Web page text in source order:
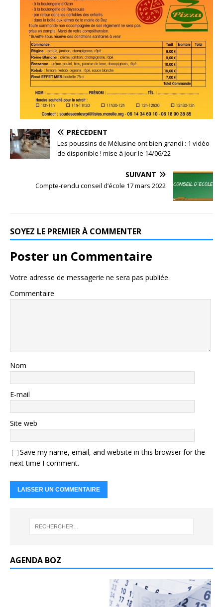
PRÉCÉDENT
Les poussins de Mélusine ont bien grandi : 1 vidéo
de disponible ! mise à jour le 14/06/22
SUIVANT
Compte-rendu conseil d’école 17 mars 2022
SOYEZ LE PREMIER À COMMENTER
Poster un Commentaire
Votre adresse de messagerie ne sera pas publiée.
Commentaire
Nom
E-mail
Site web
Save my name, email, and website in this browser for the
next time I comment.
AGENDA BOZ